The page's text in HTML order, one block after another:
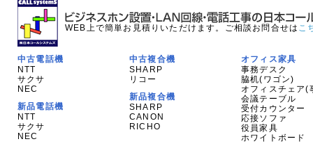
WEB上で簡単お見積りいただけます。ご相談お問合せは こ
中古電話機
NTT
サクサ
NEC
新品電話機
NTT
サクサ
NEC
中古複合機
SHARP
リコー
新品複合機
SHARP
CANON
RICHO
オフィス家具
事務デスク
脇机(ワゴン)
オフィスチェア(
会議テーブル
受付カウンター
応接ソファ
役員家具
ホワイトボード